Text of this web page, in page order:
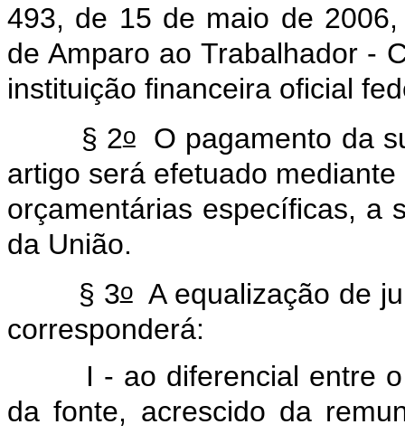
493, de 15 de maio de
de Amparo ao Trabalhador -
instituição financeira oficial
§ 2oO pagamento da
artigo será efetuado
orçamentárias específicas, a
da União.
§ 3oA equalização de
corresponderá:
I - ao diferencial entre o
da fonte, acrescido da